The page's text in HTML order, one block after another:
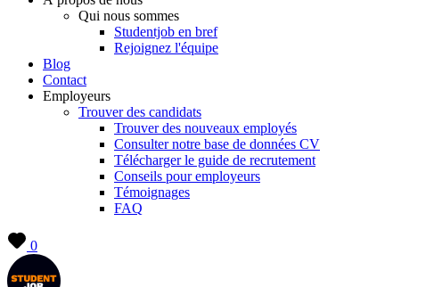
Qui nous sommes
Studentjob en bref
Rejoignez l'équipe
Blog
Contact
Employeurs
Trouver des candidats
Trouver des nouveaux employés
Consulter notre base de données CV
Télécharger le guide de recrutement
Conseils pour employeurs
Témoignages
FAQ
0